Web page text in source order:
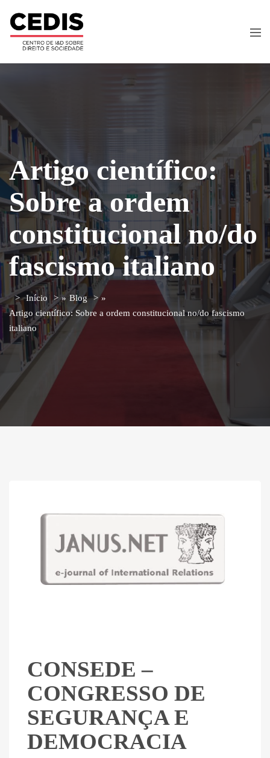
Artigo científico:
Sobre a ordem
constitucional no/do
fascismo italiano
Início » Blog
»
Artigo científico: Sobre a ordem constitucional no/do fascismo
italiano
CONSEDE –
CONGRESSO DE
SEGURANÇA E
DEMOCRACIA